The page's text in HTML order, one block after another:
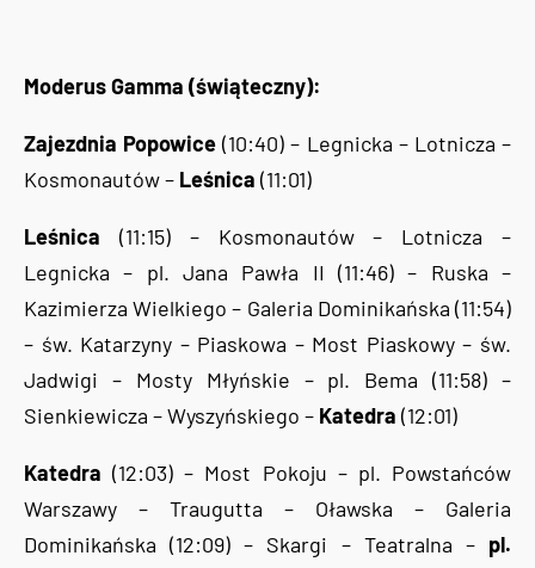
Moderus Gamma (świąteczny):
Zajezdnia Popowice (10:40) – Legnicka – Lotnicza –
Kosmonautów – Leśnica (11:01)
Leśnica (11:15) – Kosmonautów – Lotnicza –
Legnicka – pl. Jana Pawła II (11:46) – Ruska –
Kazimierza Wielkiego – Galeria Dominikańska (11:54)
– św. Katarzyny – Piaskowa – Most Piaskowy – św.
Jadwigi – Mosty Młyńskie – pl. Bema (11:58) –
Sienkiewicza – Wyszyńskiego – Katedra (12:01)
Katedra (12:03) – Most Pokoju – pl. Powstańców
Warszawy – Traugutta – Oławska – Galeria
Dominikańska (12:09) – Skargi – Teatralna – pl.